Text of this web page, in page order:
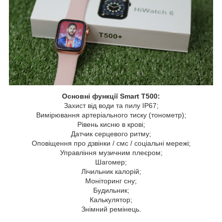
Основні функції Smart T500:
Захист від води та пилу IP67;
Вимірювання артеріального тиску (тонометр);
Рівень кисню в крові;
Датчик серцевого ритму;
Оповіщення про дзвінки / смс / соціальні мережі;
Управління музичним плеєром;
Шагомер;
Лічильник калорій;
Моніторинг сну;
Будильник;
Калькулятор;
Знімний ремінець.